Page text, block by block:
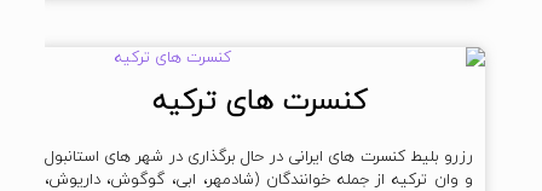
کنسرت های ترکیه
رزرو بلیط کنسرت های ایرانی در حال برگذاری در شهر های استانبول
و وان ترکیه از جمله خوانندگان (شادمهر، ابی، گوگوش، داریوش،